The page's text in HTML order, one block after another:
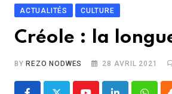
ACTUALITÉS CULTURE
Créole : la
BY REZO NODWES 28 AVRIL 2021